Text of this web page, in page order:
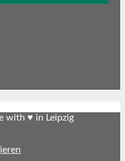
with ♥ in Leipzig